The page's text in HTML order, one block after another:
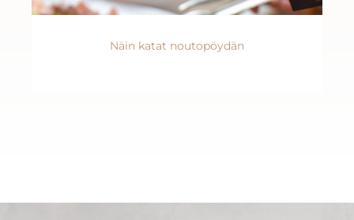
Näin katat noutopöydän